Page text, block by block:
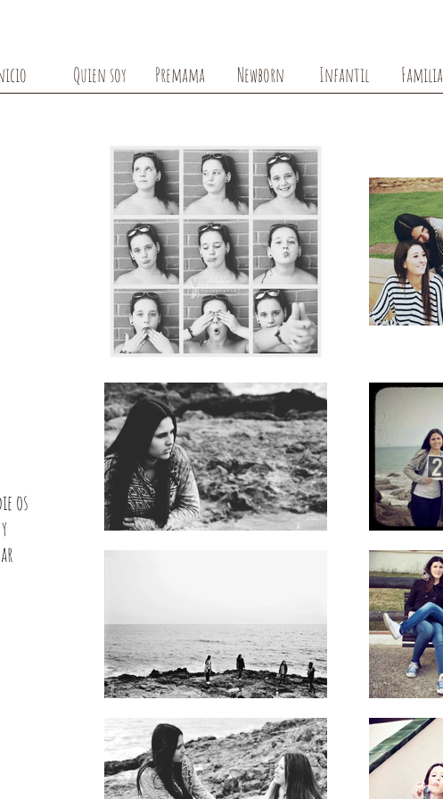
Quien soy Premama Newborn Infantil Familia
os